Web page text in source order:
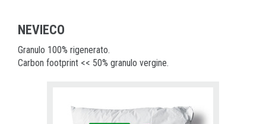
NEVIECO
Granulo 100% rigenerato.
Carbon footprint << 50% granulo vergine.